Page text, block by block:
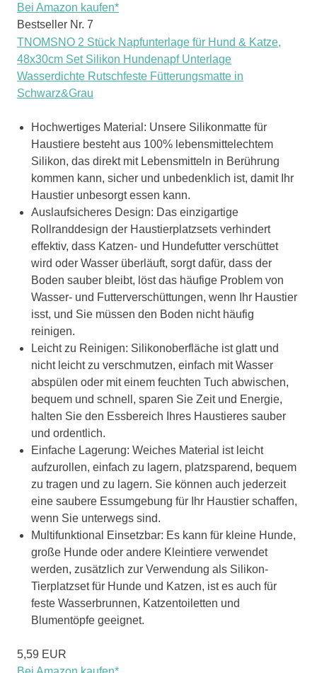
Bei Amazon kaufen*
Bestseller Nr. 7
TNOMSNO 2 Stück Napfunterlage für Hund & Katze,
48x30cm Set Silikon Hundenapf Unterlage
Wasserdichte Rutschfeste Fütterungsmatte in
Schwarz&Grau
Hochwertiges Material: Unsere Silikonmatte für
Haustiere besteht aus 100% lebensmittelechtem
Silikon, das direkt mit Lebensmitteln in Berührung
kommen kann, sicher und unbedenklich ist, damit Ihr
Haustier unbesorgt essen kann.
Auslaufsicheres Design: Das einzigartige
Rollranddesign der Haustierplatzsets verhindert
effektiv, dass Katzen- und Hundefutter verschüttet
wird oder Wasser überläuft, sorgt dafür, dass der
Boden sauber bleibt, löst das häufige Problem von
Wasser- und Futterverschüttungen, wenn Ihr Haustier
isst, und Sie müssen den Boden nicht häufig
reinigen.
Leicht zu Reinigen: Silikonoberfläche ist glatt und
nicht leicht zu verschmutzen, einfach mit Wasser
abspülen oder mit einem feuchten Tuch abwischen,
bequem und schnell, sparen Sie Zeit und Energie,
halten Sie den Essbereich Ihres Haustieres sauber
und ordentlich.
Einfache Lagerung: Weiches Material ist leicht
aufzurollen, einfach zu lagern, platzsparend, bequem
zu tragen und zu lagern. Sie können auch jederzeit
eine saubere Essumgebung für Ihr Haustier schaffen,
wenn Sie unterwegs sind.
Multifunktional Einsetzbar: Es kann für kleine Hunde,
große Hunde oder andere Kleintiere verwendet
werden, zusätzlich zur Verwendung als Silikon-
Tierplatzset für Hunde und Katzen, ist es auch für
feste Wasserbrunnen, Katzentoiletten und
Blumentöpfe geeignet.
5,59 EUR